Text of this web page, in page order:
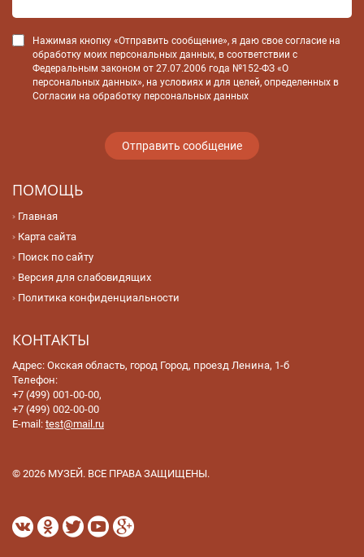
Нажимая кнопку «Отправить сообщение», я даю свое согласие на
обработку моих персональных данных, в соответствии с
Федеральным законом от 27.07.2006 года №152-ФЗ «О
персональных данных», на условиях и для целей, определенных в
Согласии на обработку персональных данных
ПОМОЩЬ
Главная
Карта сайта
Поиск по сайту
Версия для слабовидящих
Политика конфиденциальности
КОНТАКТЫ
Адрес: Окская область, город Город, проезд Ленина, 1-б
Телефон:
+7 (499) 001-00-00,
+7 (499) 002-00-00
E-mail: test@mail.ru
© 2026 МУЗЕЙ. ВСЕ ПРАВА ЗАЩИЩЕНЫ.